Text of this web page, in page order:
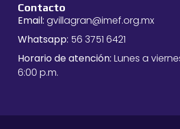
Contacto
Email: gvillagran@imef.org.mx
Whatsapp: 56 3751 6421
Horario de atención: Lunes a
6:00 p.m.